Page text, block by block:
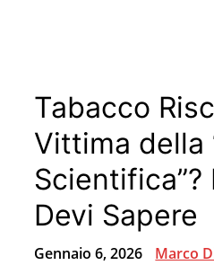
per
aver
sparato
ad
un
Tabacco
Vittima della
Scientifica”?
Devi Sapere
Gennaio 6, 2026 Marco